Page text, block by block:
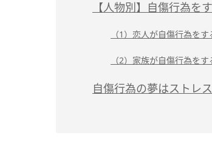
【人物別】自傷行為を
（1）恋人が自傷行為をす
（2）家族が自傷行為を
自傷行為の夢はストレ